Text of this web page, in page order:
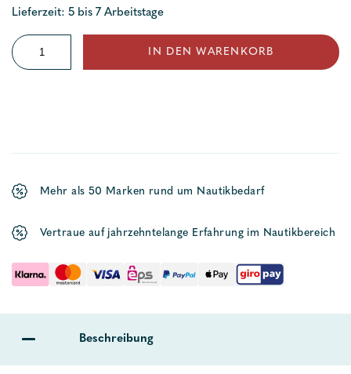
Lieferzeit: 5 bis 7 Arbeitstage
Steuersäule
Menge
IN DEN WARENKORB
Mehr als 50 Marken rund um Nautikbedarf
Vertraue auf jahrzehntelange Erfahrung im Nautikbereich
Beschreibung